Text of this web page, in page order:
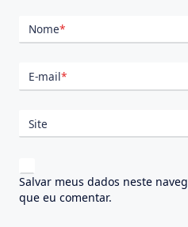
Nome*
E-mail*
Site
Salvar meus dados neste
que eu comentar.